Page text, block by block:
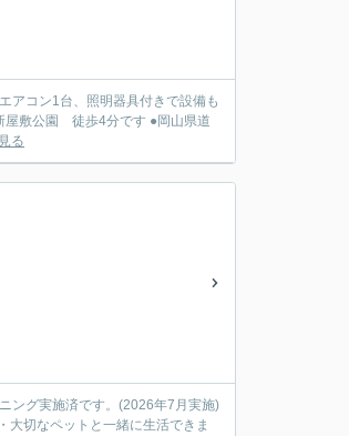
アコン1台、照明器具付きで設備も
敷公園 徒歩4分です ●岡山県道
る
ング実施済です。(2026年7月実施)
大切なペットと一緒に生活できま